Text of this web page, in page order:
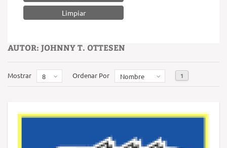
AUTOR: JOHNNY T. OTTESEN
Mostrar 8 Ordenar Por Nombre 1